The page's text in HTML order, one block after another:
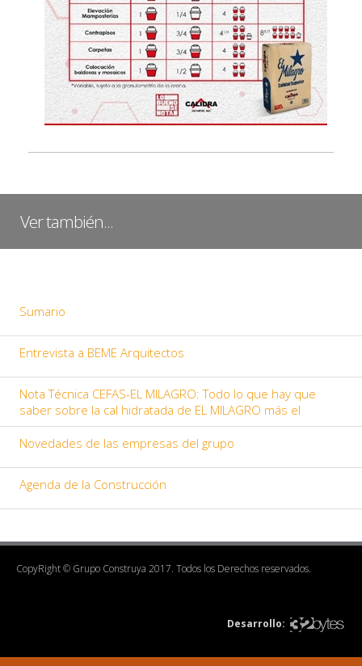
Ver también...
Sumario
Entrevista a BEME Arquitectos
Nota Técnica CEFAS-EL MILAGRO: Todo lo que hay que
saber sobre la cal hidratada de EL MILAGRO más el
Novedades de las empresas del grupo
Agenda de la Construcción
CopyRight © Grupo Construya 2017. Todos los Derechos reservados.
Desarrollo: